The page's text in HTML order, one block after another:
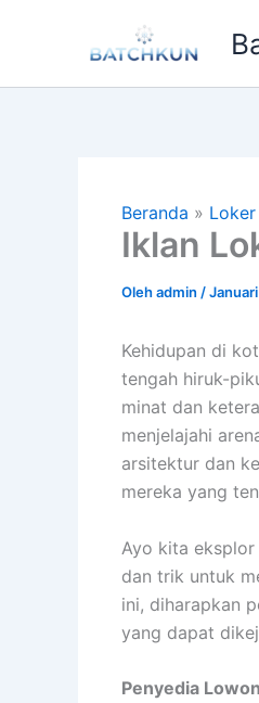
Beranda Loker
Iklan
Olehadmin /
Kehidupan di
tengah hiruk-
minat dan
menjelajahi
arsitektur dan
mereka yang
Ayo kita eksplor
dan trik untuk
ini, diharapkan
yang dapat
Penyedia